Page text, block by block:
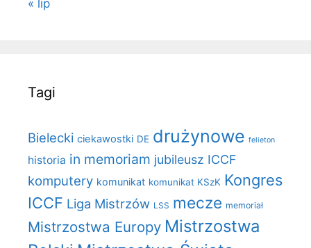
« lip
Tagi
Bielecki ciekawostki DE drużynowe felieton
historia in memoriam jubileusz ICCF
komputery komunikat komunikat KSzK Kongres
ICCF Liga Mistrzów LSS mecze memoriał
Mistrzostwa Europy Mistrzostwa